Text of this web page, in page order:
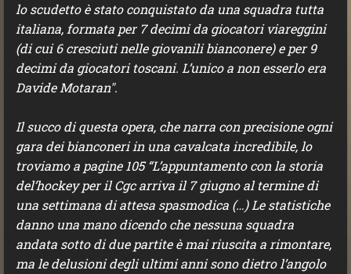
lo scudetto è stato conquistato da una squadra tutta
italiana, formata per 7 decimi da giocatori viareggini
(di cui 6 cresciuti nelle giovanili bianconere) e per 9
decimi da giocatori toscani. L’unico a non esserlo era
Davide Motaran".
Il succo di questa opera, che narra con precisione ogni
gara dei bianconeri in una cavalcata incredibile, lo
troviamo a pagine 105 “L’appuntamento con la storia
del’hockey per il Cgc arriva il 7 giugno al termine di
una settimana di attesa spasmodica (…) Le statistiche
danno una mano dicendo che nessuna squadra
andata sotto di due partite è mai riuscita a rimontare,
ma le delusioni degli ultimi anni sono dietro l’angolo